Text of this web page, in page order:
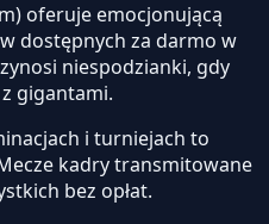
oferuje emocjonującą
dostępnych za darmo w
niespodzianki, gdy
gigantami.
i turniejach to
kadry transmitowane
bez opłat.